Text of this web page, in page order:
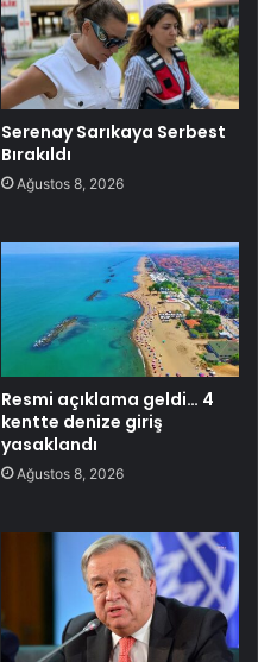
Serenay Sarıkaya Serbest
Bırakıldı
Ağustos 8, 2026
Resmi açıklama geldi… 4
kentte denize giriş
yasaklandı
Ağustos 8, 2026